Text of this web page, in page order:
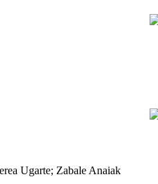
Ugarte; Zabale Anaiak